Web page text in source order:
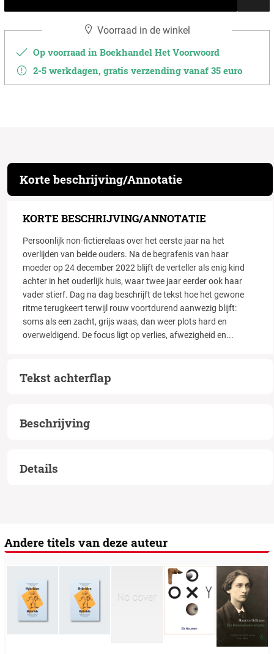
Voorraad in de winkel
Op voorraad in Boekhandel Het Voorwoord
2-5 werkdagen, gratis verzending vanaf 35 euro
Korte beschrijving/Annotatie
KORTE BESCHRIJVING/ANNOTATIE
Persoonlijk non-fictierelaas over het eerste jaar na het
overlijden van beide ouders. Na de begrafenis van haar
moeder op 24 december 2022 blijft de verteller als enig kind
achter in het ouderlijk huis, waar twee jaar eerder ook haar
vader stierf. Dag na dag beschrijft de tekst hoe het gewone
ritme terugkeert terwijl rouw voortdurend aanwezig blijft:
soms als een zacht, grijs waas, dan weer plots hard en
overweldigend. De focus ligt op verlies, afwezigheid en...
Tekst achterflap
Beschrijving
Details
Andere titels van deze auteur